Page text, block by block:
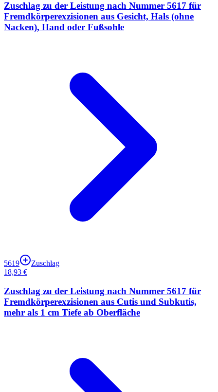
Zuschlag zu der Leistung nach Nummer 5617 für
Fremdkörperexzisionen aus Gesicht, Hals (ohne
Nacken), Hand oder Fußsohle
5619
Zuschlag
18,93 €
Zuschlag zu der Leistung nach Nummer 5617 für
Fremdkörperexzisionen aus Cutis und Subkutis,
mehr als 1 cm Tiefe ab Oberfläche